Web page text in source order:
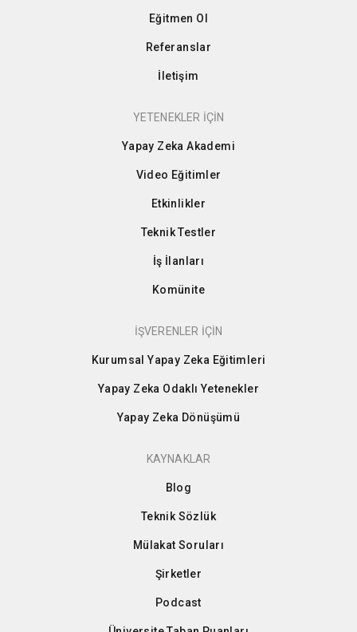
Eğitmen Ol
Referanslar
İletişim
YETENEKLER İÇİN
Yapay Zeka Akademi
Video Eğitimler
Etkinlikler
Teknik Testler
İş İlanları
Komünite
İŞVERENLER İÇİN
Kurumsal Yapay Zeka Eğitimleri
Yapay Zeka Odaklı Yetenekler
Yapay Zeka Dönüşümü
KAYNAKLAR
Blog
Teknik Sözlük
Mülakat Soruları
Şirketler
Podcast